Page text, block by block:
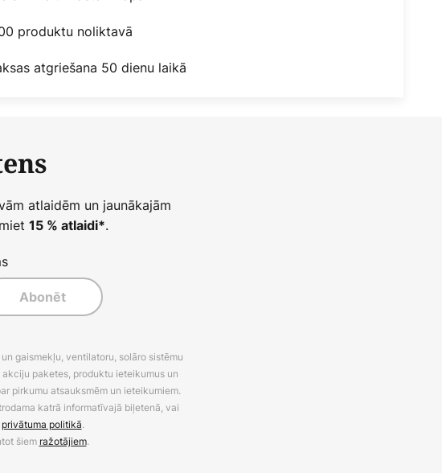
produktu noliktavā
atgriešana 50 dienu laikā
atlaidēm un jaunākajām
15 % atlaidi*.
Abonēt
gaismekļu, ventilatoru, solāro sistēmu
paketes, produktu ieteikumus un
pirkumu atsauksmēm un ieteikumiem.
katrā informatīvajā biļetenā, vai
privātuma politikā.
šiem ražotājiem.